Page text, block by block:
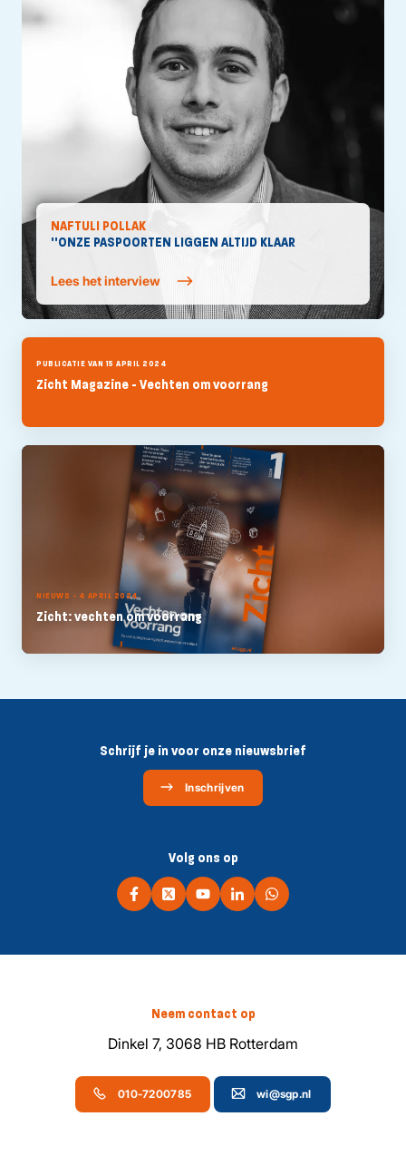
NAFTULI POLLAK
''ONZE PASPOORTEN LIGGEN ALTIJD KLAAR
Lees het interview
PUBLICATIE VAN 15 APRIL 2024
Zicht Magazine - Vechten om voorrang
NIEUWS - 4 APRIL 2024
Zicht: vechten om voorrang
Schrijf je in voor onze nieuwsbrief
Inschrijven
Volg ons op
Neem contact op
Dinkel 7, 3068 HB Rotterdam
010-7200785 wi@sgp.nl